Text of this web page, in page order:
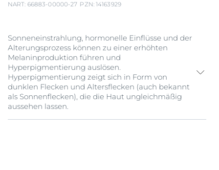
NART: 66883-00000-27 PZN: 14163929
Sonneneinstrahlung, hormonelle Einflüsse und der
Alterungsprozess können zu einer erhöhten
Melaninproduktion führen und
Hyperpigmentierung auslösen.
Hyperpigmentierung zeigt sich in Form von
dunklen Flecken und Altersflecken (auch bekannt
als Sonnenflecken), die die Haut ungleichmäßig
aussehen lassen.